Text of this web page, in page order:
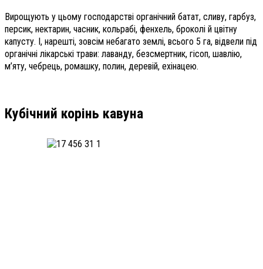
Вирощують у цьому господарстві органічний батат, сливу, гарбуз,
персик, нектарин, часник, кольрабі, фенхель, броколі й цвітну
капусту. І, нарешті, зовсім небагато землі, всього 5 га, відвели під
органічні лікарські трави: лаванду, безсмертник, гісоп, шавлію,
м’яту, чебрець, ромашку, полин, деревій, ехінацею.
Кубічний корінь кавуна